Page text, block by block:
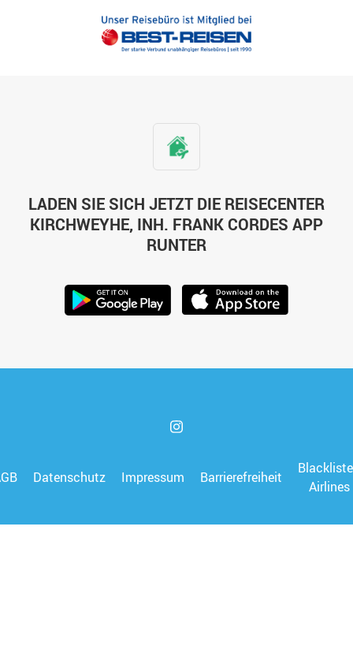
LADEN SIE SICH JETZT DIE REISECENTER
KIRCHWEYHE, INH. FRANK CORDES APP
RUNTER
Datenschutz Impressum Barrierefreiheit
Airlines